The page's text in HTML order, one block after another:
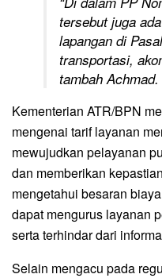
tersebut juga
lapangan di
transportasi,
tambah Achmad.
Kementerian ATR/BPN
mengenai tarif layanan
mewujudkan pelayanan
dan memberikan
mengetahui besaran
dapat mengurus layanan
serta terhindar dari
Selain mengacu pada